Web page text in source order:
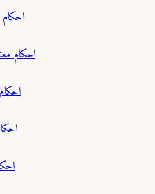
احكام
احكام